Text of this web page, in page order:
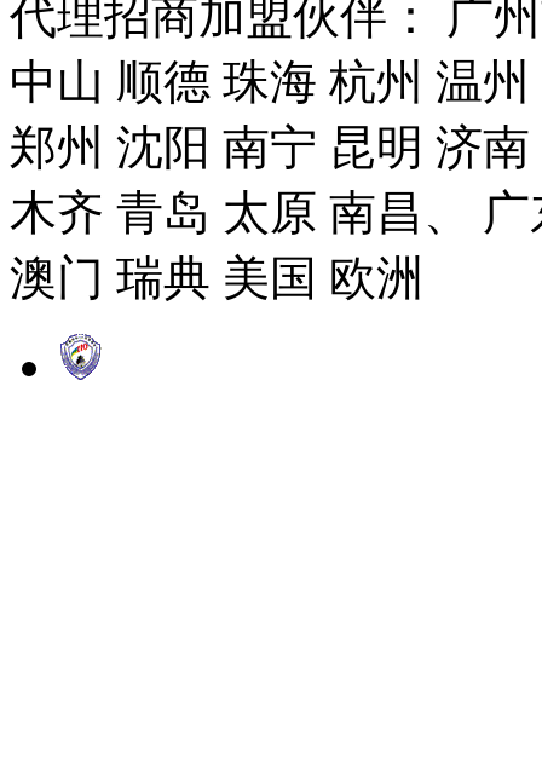
代理招商加盟伙伴： 广
中山 顺德 珠海 杭州 温
郑州 沈阳 南宁 昆明 济
木齐 青岛 太原 南昌、
澳门 瑞典 美国 欧洲